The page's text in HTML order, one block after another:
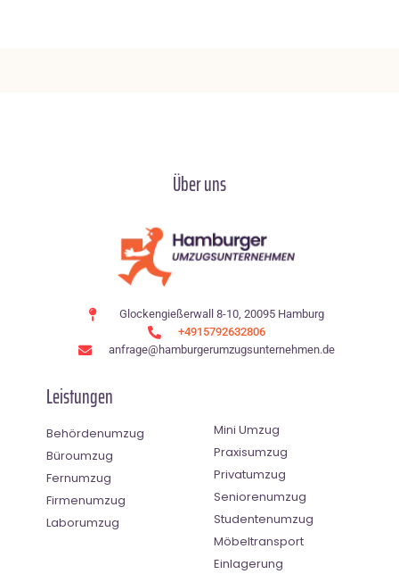
Über uns
Glockengießerwall 8-10, 20095 Hamburg
+4915792632806
anfrage@hamburgerumzugsunternehmen.de
Leistungen
Behördenumzug
Büroumzug
Fernumzug
Firmenumzug
Laborumzug
Mini Umzug
Praxisumzug
Privatumzug
Seniorenumzug
Studentenumzug
Möbeltransport
Einlagerung